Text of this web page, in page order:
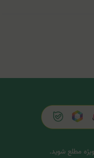
مطلع شوید.